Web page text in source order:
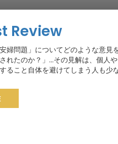
Review
婦問題」についてどのような意
れたのか？」...その見解は、個人
ること自体を避けてしまう人も少